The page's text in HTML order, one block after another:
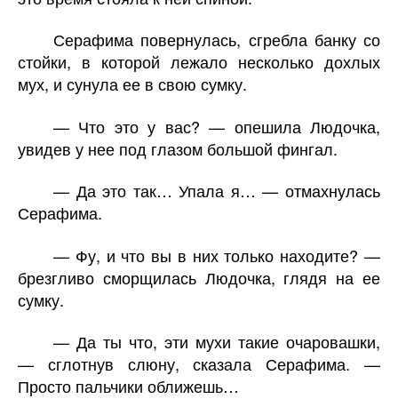
Серафима повернулась, сгребла банку со
стойки, в которой лежало несколько дохлых
мух, и сунула ее в свою сумку.
— Что это у вас? — опешила Людочка,
увидев у нее под глазом большой фингал.
— Да это так… Упала я… — отмахнулась
Серафима.
— Фу, и что вы в них только находите? —
брезгливо сморщилась Людочка, глядя на ее
сумку.
— Да ты что, эти мухи такие очаровашки,
— сглотнув слюну, сказала Серафима. —
Просто пальчики оближешь…